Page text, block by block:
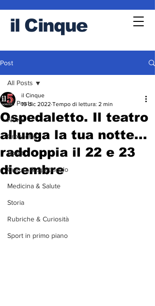
il Cinque
Post
All Posts
News
Cronache
Sport
Cultura & Spettacolo
Medicina & Salute
Storia
Rubriche & Curiosità
Sport in primo piano
All Posts
Ospedaletto. Il teatro
allunga la tua notte...
raddoppia il 22 e 23
dicembre
il Cinque
19 dic 2022 Tempo di lettura: 2 min